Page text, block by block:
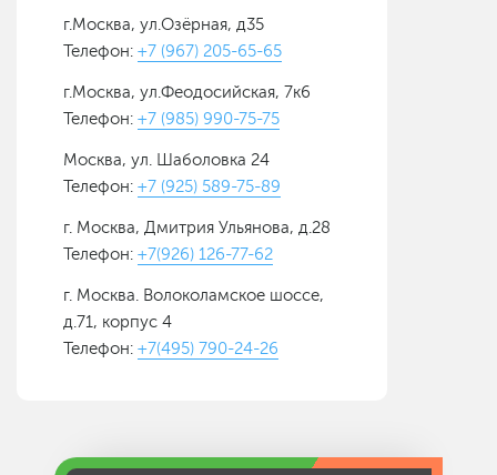
г.Москва, ул.Озёрная, д35
Телефон: +7 (967) 205-65-65
г.Москва, ул.Феодосийская, 7к6
Телефон: +7 (985) 990-75-75
Москва, ул. Шаболовка 24
Телефон: +7 (925) 589-75-89
г. Москва, Дмитрия Ульянова, д.28
Телефон: +7(926) 126-77-62
г. Москва. Волоколамское шоссе,
д.71, корпус 4
Телефон: +7(495) 790-24-26